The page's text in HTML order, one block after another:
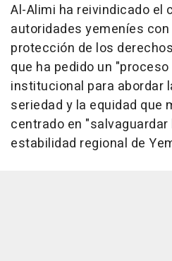
Al-Alimi ha reivindicado el
autoridades yemeníes
protección de los
que ha pedido un
institucional para abordar
seriedad y la equidad que
centrado en
estabilidad regional de